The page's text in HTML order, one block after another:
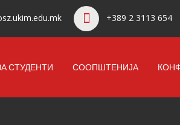
+389 2 3113 654
СТУДЕНТИ СООПШТЕНИЈА